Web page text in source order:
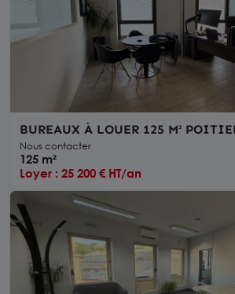
BUREAUX À LOUER 125 M²
IMMEUBLE RÉCENT PARKING A
Nous contacter
125 m²
Loyer : 25 200 € HT/an